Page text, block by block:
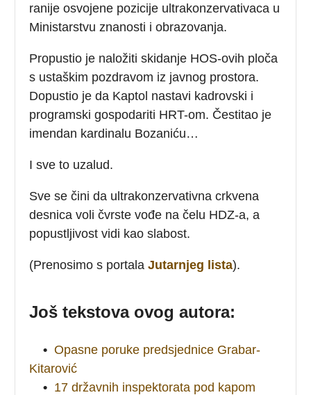
ranije osvojene pozicije ultrakonzervativaca u
Ministarstvu znanosti i obrazovanja.
Propustio je naložiti skidanje HOS-ovih ploča
s ustaškim pozdravom iz javnog prostora.
Dopustio je da Kaptol nastavi kadrovski i
programski gospodariti HRT-om. Čestitao je
imendan kardinalu Bozaniću…
I sve to uzalud.
Sve se čini da ultrakonzervativna crkvena
desnica voli čvrste vođe na čelu HDZ-a, a
popustljivost vidi kao slabost.
(Prenosimo s portalaJutarnjeg lista).
Još tekstova ovog autora:
• Opasne poruke predsjednice Grabar-
Kitarović
• 17 državnih inspektorata pod kapom